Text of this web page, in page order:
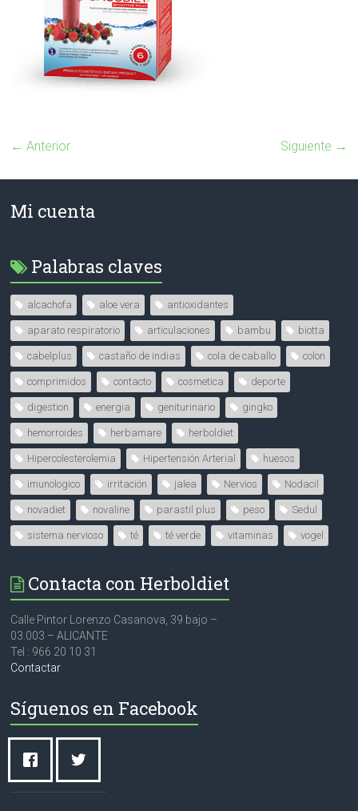
← Anterior Siguiente →
Mi cuenta
Palabras claves
alcachofa aloe vera antioxidantes
aparato respiratorio articulaciones bambu biotta
cabelplus castaño de indias cola de caballo colon
comprimidos contacto cosmetica deporte
digestion energia geniturinario gingko
hemorroides herbamare herboldiet
Hipercolesterolemia Hipertensión Arterial huesos
imunologico irritación jalea Nervios Nodacil
novadiet novaline parastil plus peso Sedul
sistema nervioso té té verde vitaminas vogel
Contacta con Herboldiet
Calle Pintor Lorenzo Casanova, 39 bajo –
03.003 – ALICANTE
Tel : 966 20 10 31
Contactar
Síguenos en Facebook